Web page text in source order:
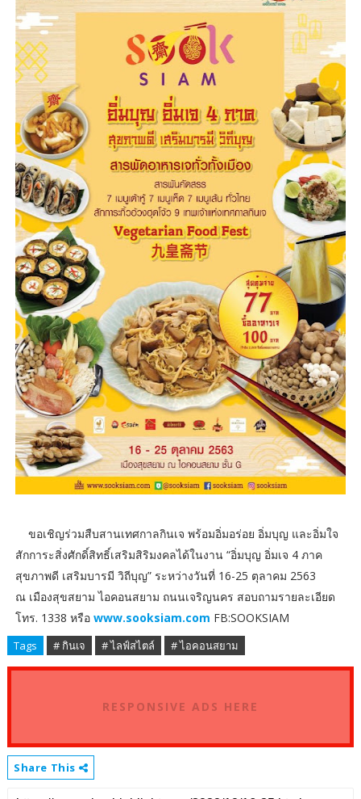
ขอเชิญร่วมสืบสานเทศกาลกินเจ พร้อมอิ่มอร่อย อิ่มบุญ และอิ่มใจ
สักการะสิ่งศักดิ์สิทธิ์เสริมสิริมงคลได้ในงาน “อิ่มบุญ อิ่มเจ 4 ภาค
สุขภาพดี เสริมบารมี วิถีบุญ” ระหว่างวันที่ 16-25 ตุลาคม 2563
ณ เมืองสุขสยาม ไอคอนสยาม ถนนเจริญนคร สอบถามรายละเอียด
โทร. 1338 หรือ www.sooksiam.com FB:SOOKSIAM
Tags # กินเจ # ไลฟ์สไตล์ # ไอคอนสยาม
RESPONSIVE ADS HERE
Share This